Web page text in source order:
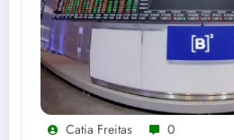
Catia Freitas 0